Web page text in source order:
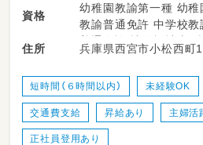
子どもたちの見守り・
（宿題のお手伝いや、
の補助など）
個別療育・集団療育の
保護者様とのコミュニ
（送迎時などの簡単な活
資格
幼稚園教諭第一種 幼稚園教諭第二種 高等学校
教諭普通免許 中学校教諭普通免許 小学校教諭
普通免許 社会福祉士 精神保健福祉士 普通自動
車運転免許
住所 兵庫県西宮市小松西町
短時間（６時間以内） 未経験OK
交通費支給 昇給あり 主婦活
正社員登用あり